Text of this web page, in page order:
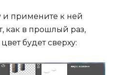
и примените к ней
как в прошлый раз,
будет сверху: